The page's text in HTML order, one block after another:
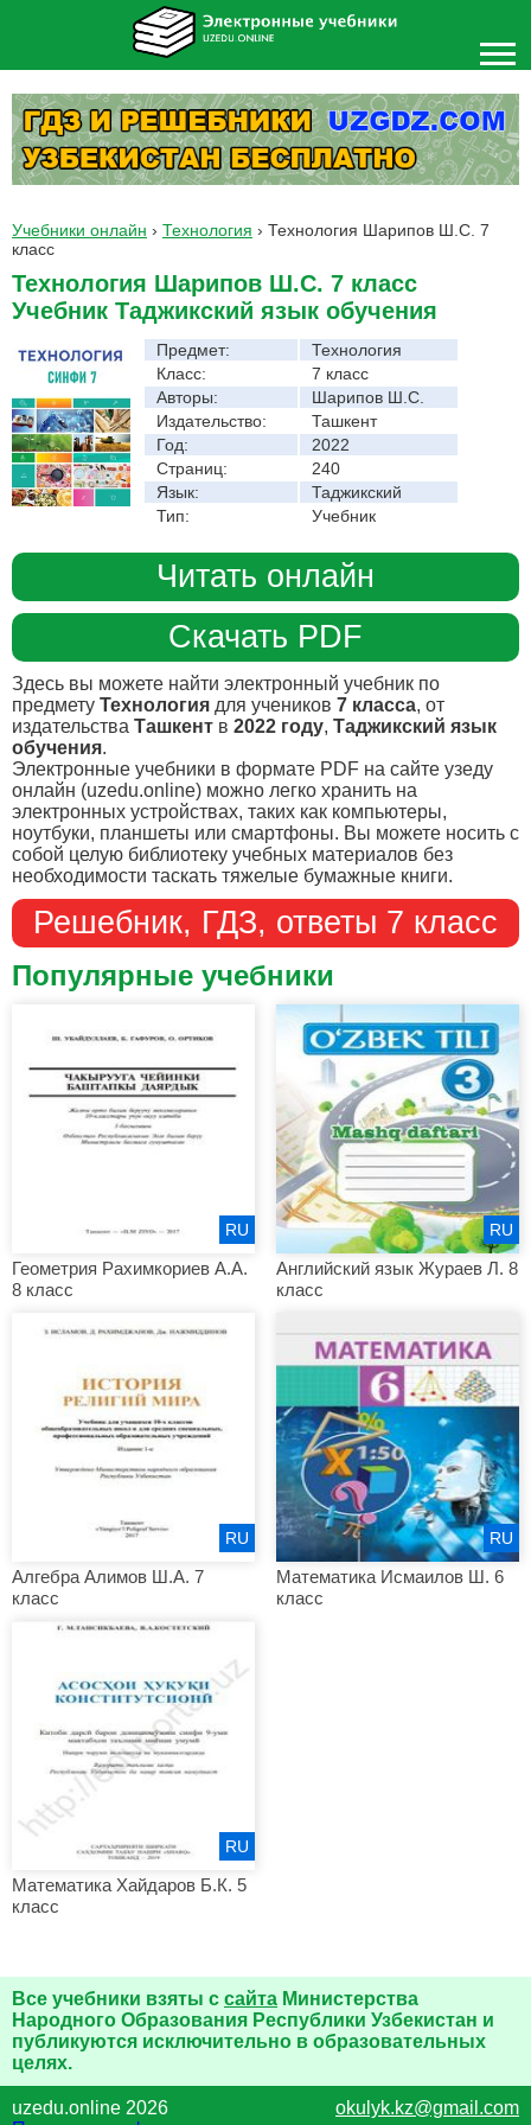
Учебники онлайн › Технология › Технология Шарипов Ш.С. 7
класс
Технология Шарипов Ш.С. 7 класс
Учебник Таджикский язык обучения
Предмет:
Технология
Класс:
7 класс
Авторы:
Шарипов Ш.С.
Издательство:
Ташкент
Год:
2022
Страниц:
240
Язык:
Таджикский
Тип:
Учебник
Читать онлайн
Скачать PDF
Здесь вы можете найти электронный учебник по
предмету Технология для учеников 7 класса, от
издательства Ташкент в 2022 году, Таджикский язык
обучения.
Электронные учебники в формате PDF на сайте узеду
онлайн (uzedu.online) можно легко хранить на
электронных устройствах, таких как компьютеры,
ноутбуки, планшеты или смартфоны. Вы можете носить с
собой целую библиотеку учебных материалов без
необходимости таскать тяжелые бумажные книги.
Решебник, ГДЗ, ответы 7 класс
Популярные учебники
Геометрия Рахимкориев А.А.
8 класс
RU
Английский язык Жураев Л. 8
класс
RU
Алгебра Алимов Ш.А. 7
класс
RU
Математика Исмаилов Ш. 6
класс
RU
Математика Хайдаров Б.К. 5
класс
RU
Все учебники взяты с сайта Министерства
Народного Образования Республики Узбекистан и
публикуются исключительно в образовательных
целях.
uzedu.online 2026
okulyk.kz@gmail.com